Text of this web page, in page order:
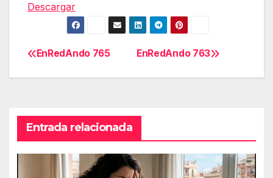
Descargar
Navegación
de
entradas
EnRedAndo 763
EnRedAndo 765
Entrada relacionada